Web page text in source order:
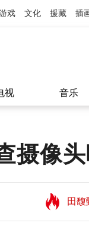
戏 文化 援藏 插
视 音乐
摄像
田馥
望
田馥